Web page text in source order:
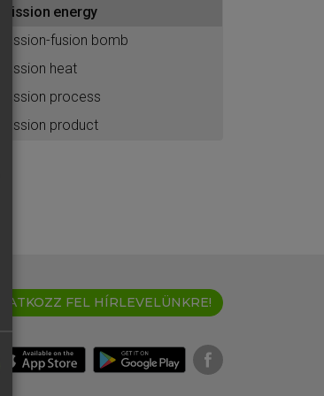
fission energy
fission-fusion bomb
fission heat
fission process
fission product
IRATKOZZ FEL HÍRLEVELÜNKRE!